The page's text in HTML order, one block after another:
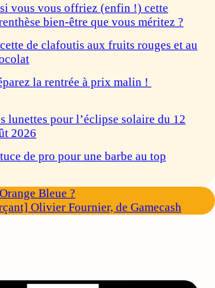
vous vous offriez (enfin !) cette
bien-être que vous méritez ?
de clafoutis aux fruits rouges et au
la rentrée à prix malin !
lunettes pour l’éclipse solaire du 12
2026
de pro pour une barbe au top
Bleue ?
Olivier Fournier, de Gamecash